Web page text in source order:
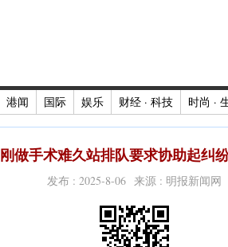
港闻 国际 娱乐 财经 · 科技 时尚 ·
刚做手术难久站排队要求协助起纠
发布 : 2025-8-06 来源 : 明报新闻网